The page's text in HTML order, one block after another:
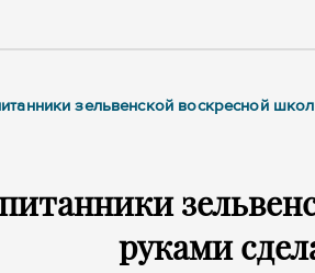
зельвенской воскресной
руками